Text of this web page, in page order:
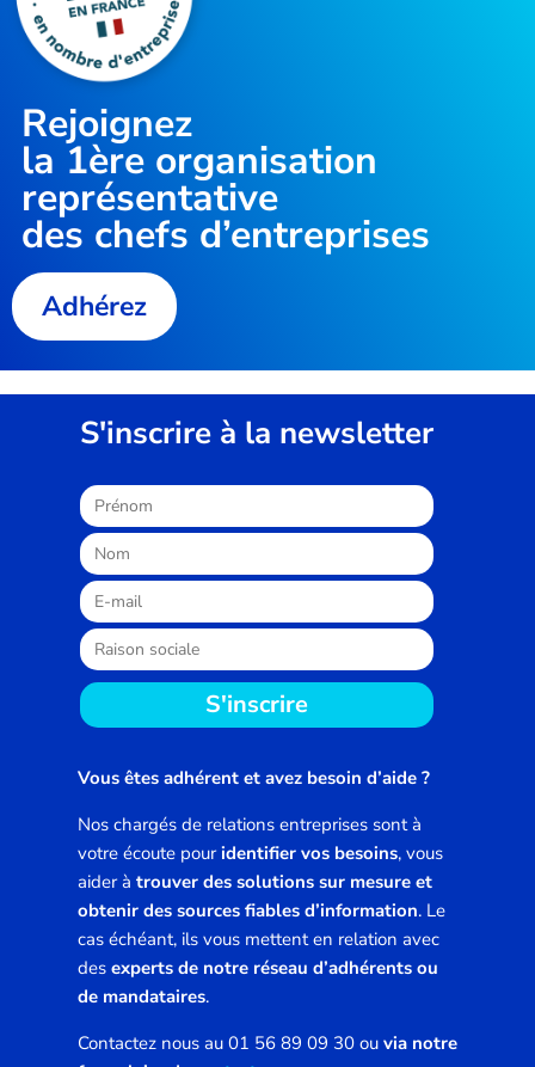
Rejoignez
la 1ère organisation
représentative
des chefs d’entreprises
Adhérez
S'inscrire à la newsletter
S'inscrire
Vous êtes adhérent et avez besoin d’aide ?
Nos chargés de relations entreprises sont à
votre écoute pouridentifier vos besoins, vous
aider à trouver des solutions sur mesure et
obtenir des sources fiables d’information. Le
cas échéant, ils vous mettent en relation avec
des experts de notre réseau d’adhérents ou
de mandataires.
Contactez nous au 01 56 89 09 30 ou via notre